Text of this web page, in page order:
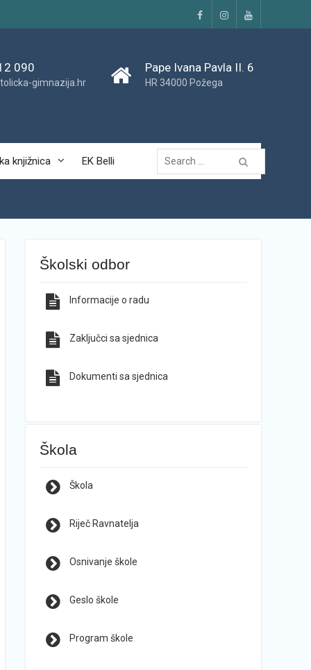
FacebookInstagramYouTube
090
gimnazija.hr
Pape Ivana Pavla II. 6
HR 34000 Požega
knjižnica EK Belli
Traži...
Školski odbor
Informacije o radu
Zaključci sa sjednica
Dokumenti sa sjednica
Škola
Škola
Riječ Ravnatelja
Osnivanje škole
Geslo škole
Program škole